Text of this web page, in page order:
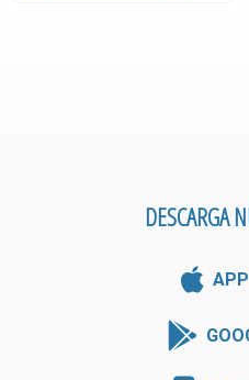
DESCARGA